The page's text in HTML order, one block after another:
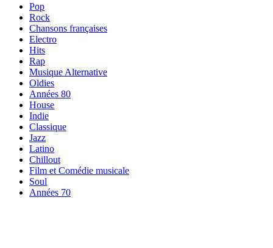
Pop
Rock
Chansons françaises
Electro
Hits
Rap
Musique Alternative
Oldies
Années 80
House
Indie
Classique
Jazz
Latino
Chillout
Film et Comédie musicale
Soul
Années 70